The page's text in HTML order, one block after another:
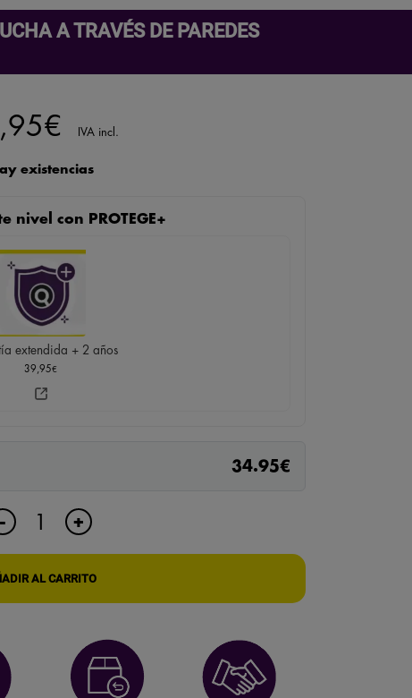
A TRAVÉS DE PAREDES
€ IVA incl.
existencias
nivel con PROTEGE+
extendida + 2 años
39,95€
34.95€
-
ESTETOSCOPIO
DE
TRAVÉS
+
AL CARRITO